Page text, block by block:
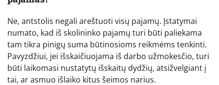
Ne, antstolis negali areštuoti visų pajamų. Įstatymai
numato, kad iš skolininko pajamų turi būti paliekama
tam tikra pinigų suma būtinosioms reikmėms tenkinti.
Pavyzdžiui, jei išskaičiuojama iš darbo užmokesčio, turi
būti laikomasi nustatytų išskaitų dydžių, atsižvelgiant į
tai, ar asmuo išlaiko kitus šeimos narius.